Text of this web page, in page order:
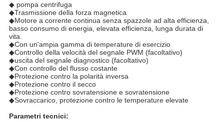
◆ pompa centrifuga
◆Trasmissione della forza magnetica
◆Motore a corrente continua senza spazzole ad alta efficienza,
basso consumo di energia, elevata efficienza, lunga durata di
vita.
◆Con un'ampia gamma di temperature di esercizio
◆Controllo della velocità del segnale PWM (facoltativo)
◆uscita del segnale diagnostico (facoltativo)
◆Con controllo del flusso costante
◆Protezione contro la polarità inversa
◆Protezione contro il secco
◆Protezione contro sovratensione e sovratensione
◆Sovraccarico, protezione contro le temperature elevate
Parametri tecnici: